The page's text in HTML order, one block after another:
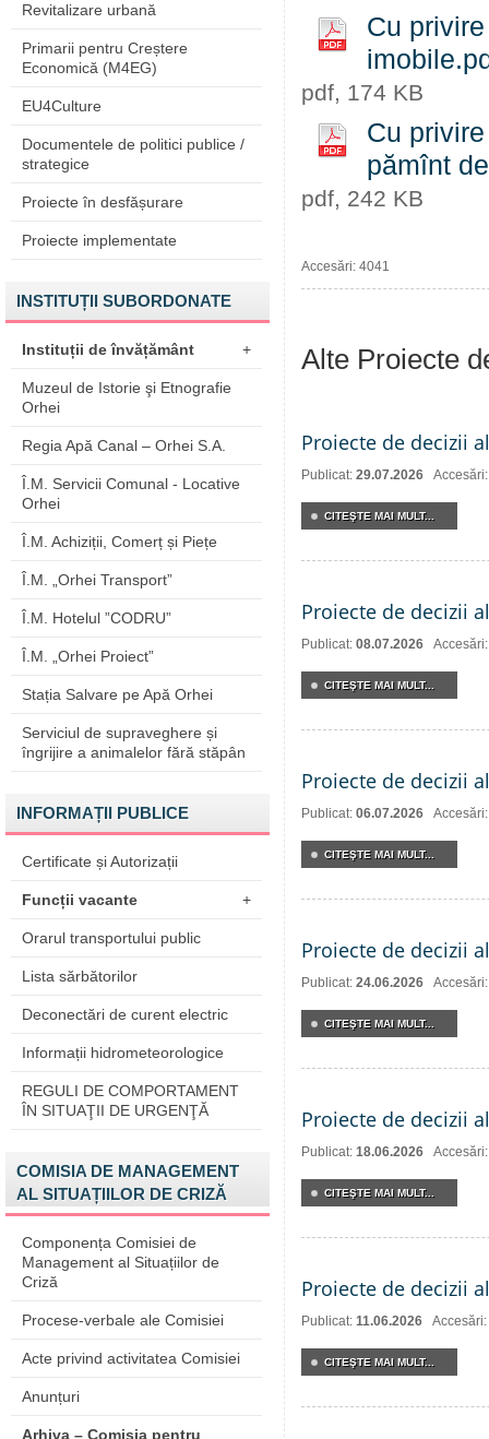
Revitalizare urbană
Primarii pentru Creștere
Economică (M4EG)
EU4Culture
Documentele de politici publice /
strategice
Proiecte în desfășurare
Proiecte implementate
INSTITUȚII SUBORDONATE
Instituții de învățământ +
Muzeul de Istorie şi Etnografie
Orhei
Regia Apă Canal – Orhei S.A.
Î.M. Servicii Comunal - Locative
Orhei
Î.M. Achiziții, Comerț și Piețe
Î.M. „Orhei Transport”
Î.M. Hotelul ”CODRU”
Î.M. „Orhei Proiect”
Stația Salvare pe Apă Orhei
Serviciul de supraveghere și
îngrijire a animalelor fără stăpân
INFORMAȚII PUBLICE
Certificate și Autorizații
Funcții vacante +
Orarul transportului public
Lista sărbătorilor
Deconectări de curent electric
Informații hidrometeorologice
REGULI DE COMPORTAMENT
ÎN SITUAŢII DE URGENŢĂ
COMISIA DE MANAGEMENT
AL SITUAȚIILOR DE CRIZĂ
Componența Comisiei de
Management al Situațiilor de
Criză
Procese-verbale ale Comisiei
Acte privind activitatea Comisiei
Anunțuri
Arhiva – Comisia pentru
Cu
pdf, 174 KB
Cu
pămînt
pdf, 242 KB
Accesări: 4041
Alte Proiecte
Proiecte de decizii
Publicat: 29.07.2026
CITEŞTE MAI MULT...
Proiecte de decizii
Publicat: 08.07.2026
CITEŞTE MAI MULT...
Proiecte de decizii
Publicat: 06.07.2026
CITEŞTE MAI MULT...
Proiecte de decizii
Publicat: 24.06.2026
CITEŞTE MAI MULT...
Proiecte de decizii
Publicat: 18.06.2026
CITEŞTE MAI MULT...
Proiecte de decizii
Publicat: 11.06.2026
CITEŞTE MAI MULT...